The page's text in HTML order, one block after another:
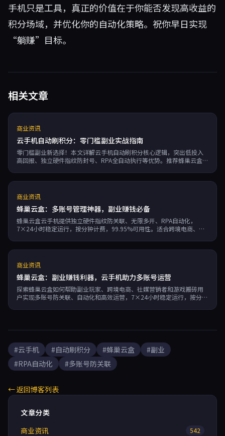
手机只是工具，真正的价值在于你能否发现高收益的
积分场域，并优化你的自动化策略。祝你早日实现
“躺赚”目标。
相关文章
商业资讯
云手机自动刷积分：零门槛副业实战指南
零门槛副业新选择！本文详解云手机自动刷积分核心逻辑，突出低投入
高回报、独立硬件指纹防封号、RPA全自动执行等优势。推荐蜂巢云盒，
商业资讯
蜂巢云盒：多账号管理神器，副业赚钱必备
蜂巢云盒云手机提供独立硬件指纹防关联、无限多开、RPA自动化，
7×24小时稳定运行，按分钟计费，99.95%可用性。适合跨境电商、游
商业资讯
蜂巢云盒：副业赚钱利器，云手机助力多账号运营
探索蜂巢云盒如何帮助副业玩家、跨境电商、社媒营销者和游戏搬砖用
户实现多账号防关联、自动化和高效运营，7×24小时稳定运行，按分钟
#云手机 #自动刷积分 #蜂巢云盒
#副业
#RPA自动化
#多账号防关联
← 返回博客列表
文章分类
商业资讯
542